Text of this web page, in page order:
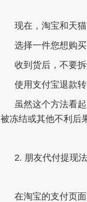
现在，淘宝和天
选择一件您想购
收到货后，不要
使用支付宝退款
虽然这个方法看
被冻结或其他不利后
2. 朋友代付提现法
在淘宝的支付页